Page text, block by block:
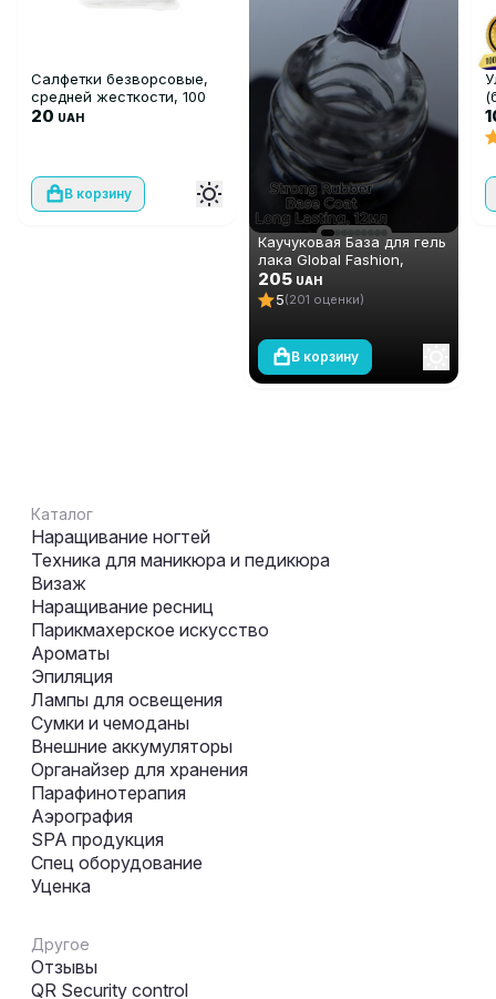
Салфетки безворсовые,
средней жесткости, 100
шт
20 UAH
В корзину
Каучуковая База для гель
лака Global Fashion,
Strong Long Lasting Base
Coat 12 мл
205 UAH
5(201 оценки)
В корзину
Каталог
Наращивание ногтей
Техника для маникюра и педикюра
Визаж
Наращивание ресниц
Парикмахерское искусство
Ароматы
Эпиляция
Лампы для освещения
Сумки и чемоданы
Внешние аккумуляторы
Органайзер для хранения
Парафинотерапия
Аэрография
SPA продукция
Спец оборудование
Уценка
Другое
Отзывы
QR Security control